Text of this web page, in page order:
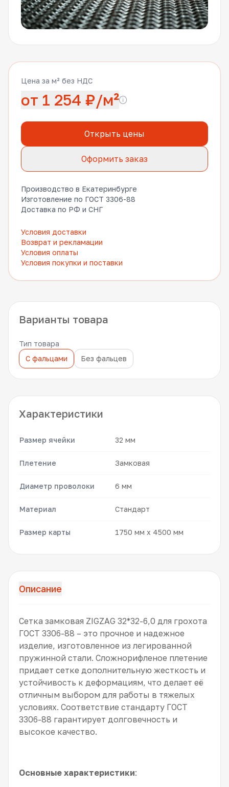
Цена за м² без НДС
от 1 254 ₽/м²
Открыть цены
Оформить заказ
Производство в Екатеринбурге
Изготовление по ГОСТ 3306-88
Доставка по РФ и СНГ
Условия доставки
Возврат и рекламации
Условия оплаты
Условия покупки и поставки
Варианты товара
Тип товара
С фальцами
Без фальцев
Характеристики
Размер ячейки 32 мм
Плетение Замковая
Диаметр проволоки 6 мм
Материал Стандарт
Размер карты 1750 мм x 4500 мм
Описание
Сетка замковая ZIGZAG 32*32-6,0 для грохота
ГОСТ 3306-88 – это прочное и надежное
изделие, изготовленное из легированной
пружинной стали. Сложнорифленое плетение
придает сетке дополнительную жесткость и
устойчивость к деформациям, что делает её
отличным выбором для работы в тяжелых
условиях. Соответствие стандарту ГОСТ
3306-88 гарантирует долговечность и
высокое качество.
Основные характеристики: